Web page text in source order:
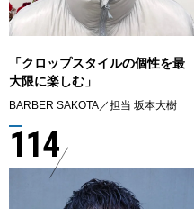
「クロップスタイルの個性を最
大限に楽しむ」
BARBER SAKOTA／担当 坂本大樹
114